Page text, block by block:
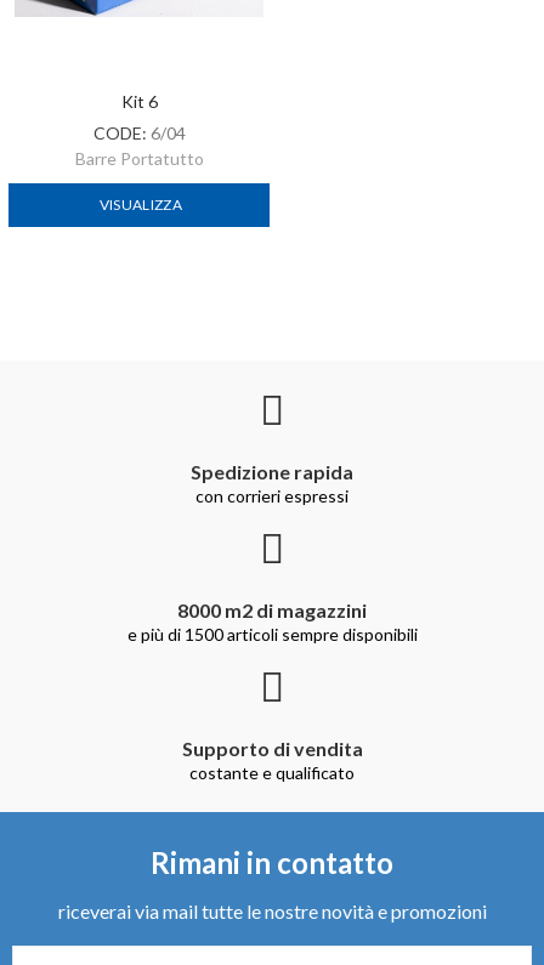
Kit 6
CODE: 6/04
Barre Portatutto
VISUALIZZA
Spedizione rapida
con corrieri espressi
8000 m2 di magazzini
e più di 1500 articoli sempre disponibili
Supporto di vendita
costante e qualificato
Rimani in contatto
riceverai via mail tutte le nostre novità e promozioni